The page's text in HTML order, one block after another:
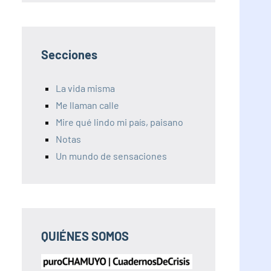
Secciones
La vida misma
Me llaman calle
Mire qué lindo mi país, paisano
Notas
Un mundo de sensaciones
QUIÉNES SOMOS